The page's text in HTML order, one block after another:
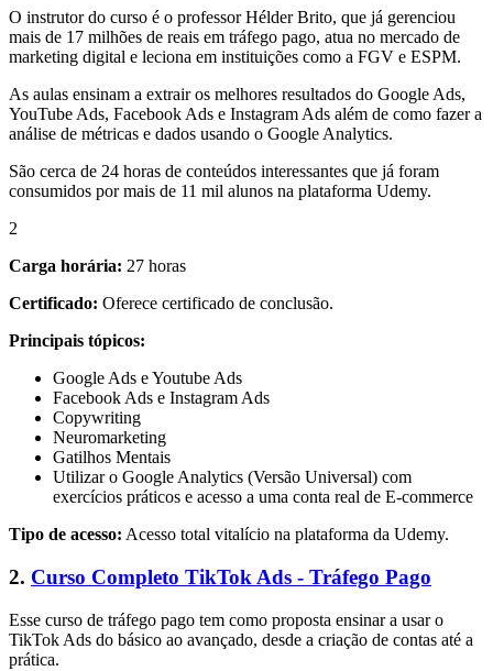
O instrutor do curso é o professor Hélder Brito, que já gerenciou
mais de 17 milhões de reais em tráfego pago, atua no mercado de
marketing digital e leciona em instituições como a FGV e ESPM.
As aulas ensinam a extrair os melhores resultados do Google Ads,
YouTube Ads, Facebook Ads e Instagram Ads além de como fazer a
análise de métricas e dados usando o Google Analytics.
São cerca de 24 horas de conteúdos interessantes que já foram
consumidos por mais de 11 mil alunos na plataforma Udemy.
2
Carga horária: 27 horas
Certificado: Oferece certificado de conclusão.
Principais tópicos:
Google Ads e Youtube Ads
Facebook Ads e Instagram Ads
Copywriting
Neuromarketing
Gatilhos Mentais
Utilizar o Google Analytics (Versão Universal) com
exercícios práticos e acesso a uma conta real de E-commerce
Tipo de acesso: Acesso total vitalício na plataforma da Udemy.
2. Curso Completo TikTok Ads - Tráfego Pago
Esse curso de tráfego pago tem como proposta ensinar a usar o
TikTok Ads do básico ao avançado, desde a criação de contas até a
prática.